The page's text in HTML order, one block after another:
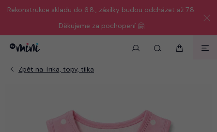
Rekonstrukce skladu do 6.8., zásilky budou odcházet až 7.8.
Děkujeme za pochopení 🤗